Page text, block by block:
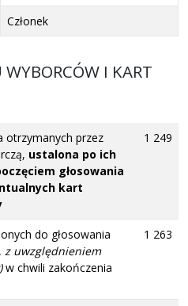
Członek
WYBORCÓW I KART
otrzymanych przez
ustalona po ich
głosowania
kart
1 249
do głosowania
z uwzględnieniem
w chwili zakończenia
1 263